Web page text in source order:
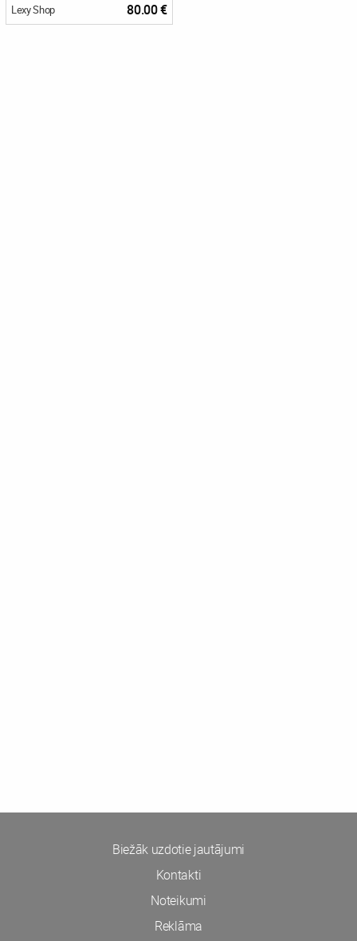
Lexy Shop 80.00 €
Biežāk uzdotie jautājumi
Kontakti
Noteikumi
Reklāma